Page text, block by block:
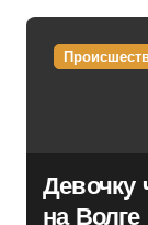
аДевочку
на